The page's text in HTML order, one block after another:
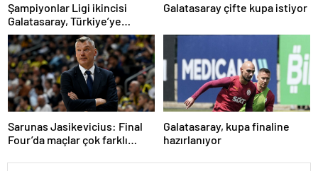
Şampiyonlar Ligi ikincisi
Galatasaray, Türkiye’ye
döndü
Galatasaray çifte kupa istiyor
Sarunas Jasikevicius: Final
Four’da maçlar çok farklı
Galatasaray, kupa finaline
hazırlanıyor